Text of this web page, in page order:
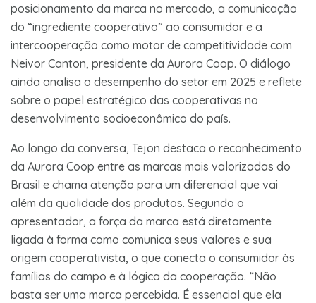
posicionamento da marca no mercado, a comunicação
do “ingrediente cooperativo” ao consumidor e a
intercooperação como motor de competitividade com
Neivor Canton, presidente da Aurora Coop. O diálogo
ainda analisa o desempenho do setor em 2025 e reflete
sobre o papel estratégico das cooperativas no
desenvolvimento socioeconômico do país.
Ao longo da conversa, Tejon destaca o reconhecimento
da Aurora Coop entre as marcas mais valorizadas do
Brasil e chama atenção para um diferencial que vai
além da qualidade dos produtos. Segundo o
apresentador, a força da marca está diretamente
ligada à forma como comunica seus valores e sua
origem cooperativista, o que conecta o consumidor às
famílias do campo e à lógica da cooperação. “Não
basta ser uma marca percebida. É essencial que ela